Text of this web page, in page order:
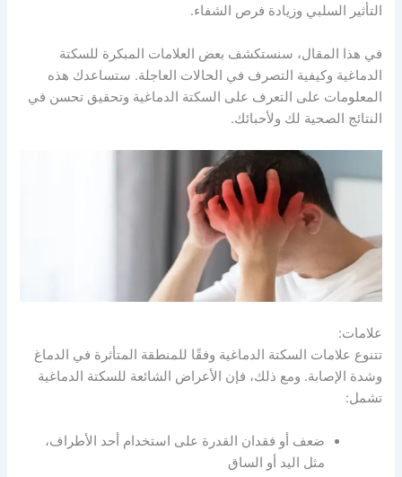
التأثير السلبي وزيادة فرص الشفاء.
في هذا المقال، سنستكشف بعض العلامات المبكرة للسكتة
الدماغية وكيفية التصرف في الحالات العاجلة. ستساعدك هذه
المعلومات على التعرف على السكتة الدماغية وتحقيق تحسن في
النتائج الصحية لك ولأحبائك.
علامات:
تتنوع علامات السكتة الدماغية وفقًا للمنطقة المتأثرة في الدماغ
وشدة الإصابة. ومع ذلك، فإن الأعراض الشائعة للسكتة الدماغية
تشمل:
ضعف أو فقدان القدرة على استخدام أحد الأطراف،
مثل اليد أو الساق